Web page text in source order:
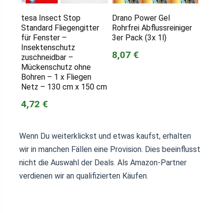
tesa Insect Stop
Standard Fliegengitter
für Fenster –
Insektenschutz
zuschneidbar –
Mückenschutz ohne
Bohren – 1 x Fliegen
Netz – 130 cm x 150 cm
4,72 €
Drano Power Gel
Rohrfrei Abflussreiniger
3er Pack (3x 1l)
8,07 €
Wenn Du weiterklickst und etwas kaufst, erhalten
wir in manchen Fällen eine Provision. Dies beeinflusst
nicht die Auswahl der Deals. Als Amazon-Partner
verdienen wir an qualifizierten Käufen.